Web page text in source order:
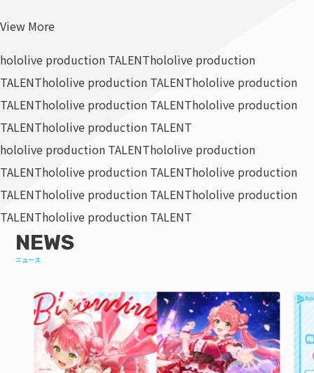
View More
hololive production TALENThololive production
TALENThololive production TALENThololive production
TALENThololive production TALENThololive production
TALENThololive production TALENT
hololive production TALENThololive production
TALENThololive production TALENThololive production
TALENThololive production TALENThololive production
TALENThololive production TALENT
NEWS
ニュース